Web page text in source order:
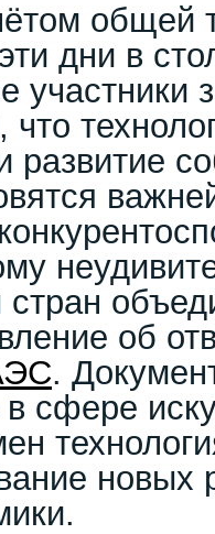
общей
дни в
участники
развитие
стран
об
.
сфере